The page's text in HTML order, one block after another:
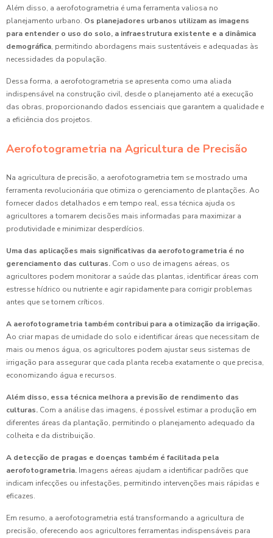
Além disso, a aerofotogrametria é uma ferramenta valiosa no
planejamento urbano. Os planejadores urbanos utilizam as imagens
para entender o uso do solo, a infraestrutura existente e a dinâmica
demográfica, permitindo abordagens mais sustentáveis e adequadas às
necessidades da população.
Dessa forma, a aerofotogrametria se apresenta como uma aliada
indispensável na construção civil, desde o planejamento até a execução
das obras, proporcionando dados essenciais que garantem a qualidade e
a eficiência dos projetos.
Aerofotogrametria na Agricultura de Precisão
Na agricultura de precisão, a aerofotogrametria tem se mostrado uma
ferramenta revolucionária que otimiza o gerenciamento de plantações. Ao
fornecer dados detalhados e em tempo real, essa técnica ajuda os
agricultores a tomarem decisões mais informadas para maximizar a
produtividade e minimizar desperdícios.
Uma das aplicações mais significativas da aerofotogrametria é no
gerenciamento das culturas. Com o uso de imagens aéreas, os
agricultores podem monitorar a saúde das plantas, identificar áreas com
estresse hídrico ou nutriente e agir rapidamente para corrigir problemas
antes que se tornem críticos.
A aerofotogrametria também contribui para a otimização da irrigação.
Ao criar mapas de umidade do solo e identificar áreas que necessitam de
mais ou menos água, os agricultores podem ajustar seus sistemas de
irrigação para assegurar que cada planta receba exatamente o que precisa,
economizando água e recursos.
Além disso, essa técnica melhora a previsão de rendimento das
culturas. Com a análise das imagens, é possível estimar a produção em
diferentes áreas da plantação, permitindo o planejamento adequado da
colheita e da distribuição.
A detecção de pragas e doenças também é facilitada pela
aerofotogrametria. Imagens aéreas ajudam a identificar padrões que
indicam infecções ou infestações, permitindo intervenções mais rápidas e
eficazes.
Em resumo, a aerofotogrametria está transformando a agricultura de
precisão, oferecendo aos agricultores ferramentas indispensáveis para